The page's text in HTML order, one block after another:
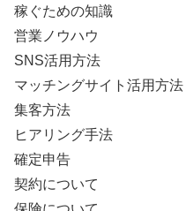
稼ぐための知識
営業ノウハウ
SNS活用方法
マッチングサイト活用方法
集客方法
ヒアリング手法
確定申告
契約について